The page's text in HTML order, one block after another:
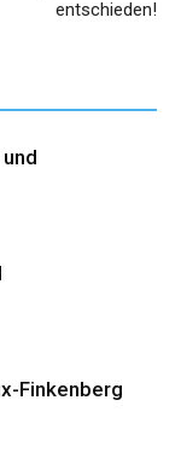
entschieden!
Finkenberg